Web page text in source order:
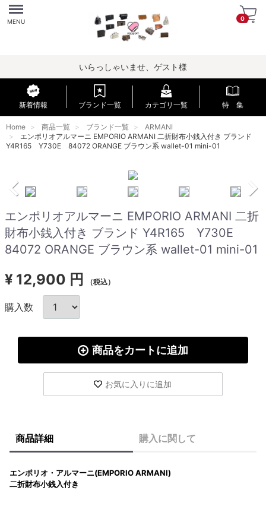
Menu
MENU 0
いらっしゃいませ、ゲスト様
新着情報 ブランド一覧 カテゴリ一覧 特 集
Home 商品一覧 ブランド一覧
ARMANI
エンポリオアルマーニ EMPORIO ARMANI 二折財布小銭入付き ブランド
Y4R165 Y730E 84072 ORANGE ブラウン系 wallet-01 mini-01
エンポリオアルマーニ EMPORIO ARMANI 二折
財布小銭入付き ブランド Y4R165 Y730E
84072 ORANGE ブラウン系 wallet-01 mini-01
¥ 12,900 円 （税込）
購入数
商品をカートに追加
お気に入りに追加
商品詳細 購入に関して
エンポリオ・アルマーニ(EMPORIO ARMANI)
二折財布小銭入付き